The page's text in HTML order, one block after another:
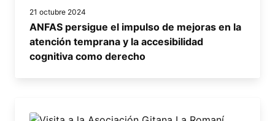
21 octubre 2024
ANFAS persigue el impulso de mejoras en la
atención temprana y la accesibilidad
cognitiva como derecho